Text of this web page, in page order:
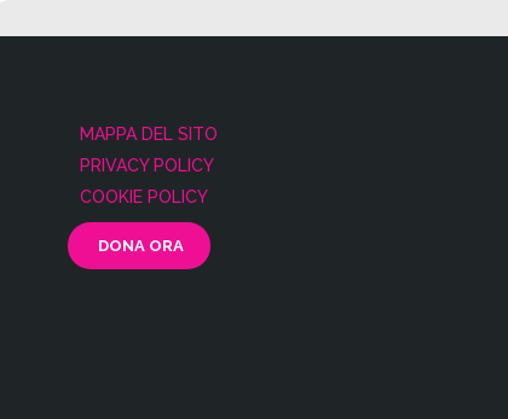
MAPPA DEL SITO
PRIVACY POLICY
COOKIE POLICY